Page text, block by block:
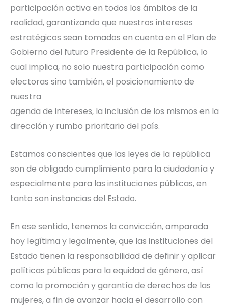
participación activa en todos los ámbitos de la
realidad, garantizando que nuestros intereses
estratégicos sean tomados en cuenta en el Plan de
Gobierno del futuro Presidente de la República, lo
cual implica, no solo nuestra participación como
electoras sino también, el posicionamiento de
nuestra
agenda de intereses, la inclusión de los mismos en la
dirección y rumbo prioritario del país.
Estamos conscientes que las leyes de la república
son de obligado cumplimiento para la ciudadanía y
especialmente para las instituciones públicas, en
tanto son instancias del Estado.
En ese sentido, tenemos la convicción, amparada
hoy legítima y legalmente, que las instituciones del
Estado tienen la responsabilidad de definir y aplicar
políticas públicas para la equidad de género, así
como la promoción y garantía de derechos de las
mujeres, a fin de avanzar hacia el desarrollo con